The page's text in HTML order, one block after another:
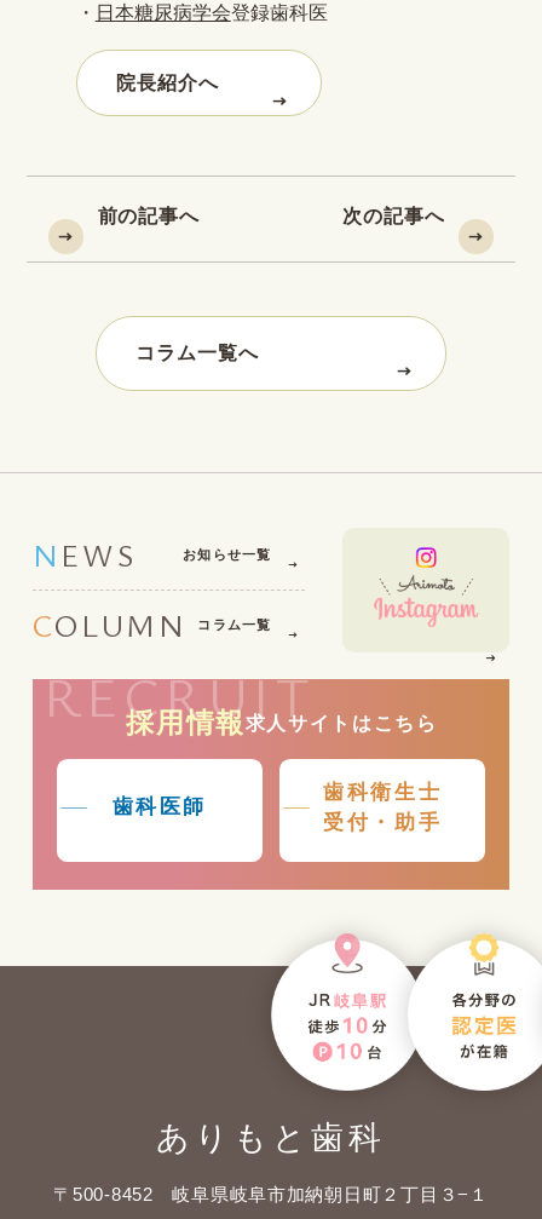
・ 日本糖尿病学会登録歯科医
院長紹介へ
前の記事へ 次の記事へ
コラム一覧へ
NEWS お知らせ一覧
COLUMN コラム一覧
RECRUIT
採用情報 求人サイトはこちら
歯科医師
歯科衛生士
受付・助手
ありもと歯科
〒500-8452 岐阜県岐阜市加納朝日町２丁目３−１